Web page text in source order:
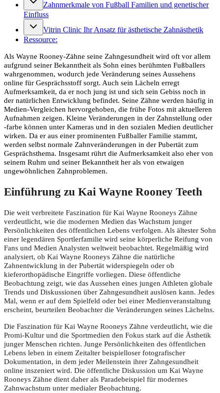
Zahnmerkmale von Fußball Familien und genetischer
Einfluss
Vitrin Clinic Ihr Ansatz für ästhetische Zahnästhetik
Ressource:
Als Wayne Rooney-Zähne seine Zahngesundheit wird oft vor allem
aufgrund seiner Bekanntheit als Sohn eines berühmten Fußballers
wahrgenommen, wodurch jede Veränderung seines Aussehens
online für Gesprächsstoff sorgt. Auch sein Lächeln erregt
Aufmerksamkeit, da er noch jung ist und sich sein Gebiss noch in
der natürlichen Entwicklung befindet. Seine Zähne werden häufig in
Medien-Vergleichen hervorgehoben, die frühe Fotos mit aktuelleren
Aufnahmen zeigen. Kleine Veränderungen in der Zahnstellung oder
-farbe können unter Kameras und in den sozialen Medien deutlicher
wirken. Da er aus einer prominenten Fußballer Familie stammt,
werden selbst normale Zahnveränderungen in der Pubertät zum
Gesprächsthema. Insgesamt rührt die Aufmerksamkeit also eher von
seinem Ruhm und seiner Bekanntheit her als von etwaigen
ungewöhnlichen Zahnproblemen.
Einführung zu Kai Wayne Rooney Teeth
Die weit verbreitete Faszination für Kai Wayne Rooneys Zähne
verdeutlicht, wie die modernen Medien das Wachstum junger
Persönlichkeiten des öffentlichen Lebens verfolgen. Als ältester Sohn
einer legendären Sportlerfamilie wird seine körperliche Reifung von
Fans und Medien Analysten weltweit beobachtet. Regelmäßig wird
analysiert, ob Kai Wayne Rooneys Zähne die natürliche
Zahnentwicklung in der Pubertät widerspiegeln oder ob
kieferorthopädische Eingriffe vorliegen. Diese öffentliche
Beobachtung zeigt, wie das Aussehen eines jungen Athleten globale
Trends und Diskussionen über Zahngesundheit auslösen kann. Jedes
Mal, wenn er auf dem Spielfeld oder bei einer Medienveranstaltung
erscheint, beurteilen Beobachter die Veränderungen seines Lächelns.
Die Faszination für Kai Wayne Rooneys Zähne verdeutlicht, wie die
Promi-Kultur und die Sportmedien den Fokus stark auf die Ästhetik
junger Menschen richten. Junge Persönlichkeiten des öffentlichen
Lebens leben in einem Zeitalter beispielloser fotografischer
Dokumentation, in dem jeder Meilenstein ihrer Zahngesundheit
online inszeniert wird. Die öffentliche Diskussion um Kai Wayne
Rooneys Zähne dient daher als Paradebeispiel für modernes
Zahnwachstum unter medialer Beobachtung.